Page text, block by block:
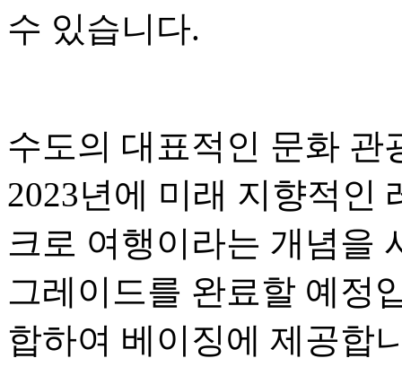
수 있습니다.
수도의 대표적인 문화 관
2023년에 미래 지향적인
크로 여행이라는 개념을
그레이드를 완료할 예정
합하여 베이징에 제공합